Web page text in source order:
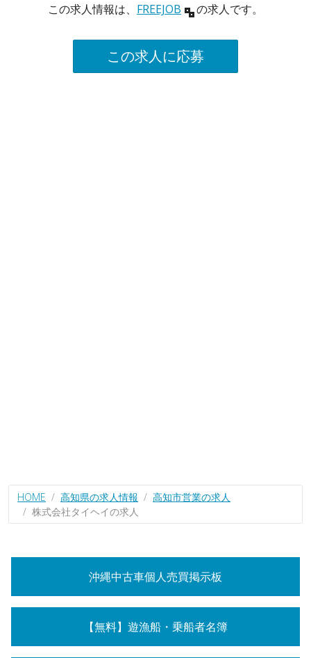
この求人情報は、 FREEJOB の求人です。
この求人に応募
HOME 高知県の求人情報
高知市営業の求人
株式会社タイヘイの求人
沖縄中古車個人売買掲示板
【無料】遊漁船・乗船者名簿